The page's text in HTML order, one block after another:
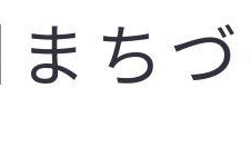
まち